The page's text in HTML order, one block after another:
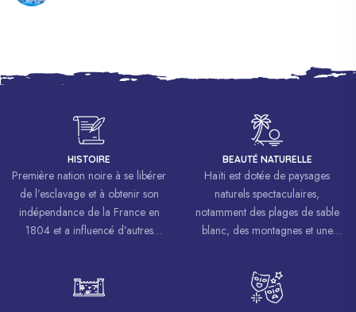
HISTOIRE
Première nation noire à se libérer
de l’esclavage et à obtenir son
indépendance de la France en
1804 et a influencé d’autres
luttes pour la liberté et l’égalité.
BEAUTÉ NATURELLE
Haïti est dotée de paysages
naturels spectaculaires,
notamment des plages de sable
blanc, des montagnes et une